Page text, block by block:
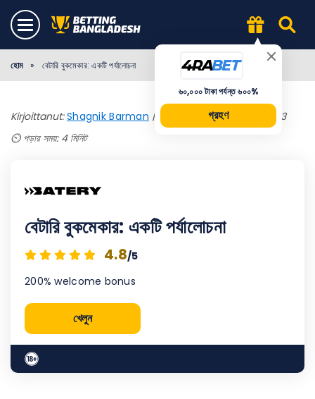
৬০,০০০ টাকা পর্যন্ত ৬০০%
গ্রহণ
হোম » বেটারি বুকমেকার: একটি পর্যালোচনা
Kirjoittanut:Shagnik Barman |
Päivitetty October 27, 2023
⏲️ পড়ার সময়: 4 মিনিট
বেটারি বুকমেকার: একটি পর্যালোচনা
4.8/5
200% welcome bonus
খেলুন